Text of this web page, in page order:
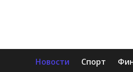
Новости Спорт